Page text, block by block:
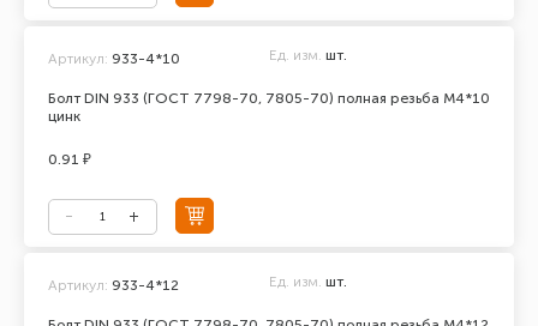
Болт DIN 933 (ГОСТ 7798-70, 7805-70) полная резьба М4*10
цинк
Артикул: 933-4*10 Ед. изм. шт.
0.91 ₽
Артикул: 933-4*12 Ед. изм. шт.